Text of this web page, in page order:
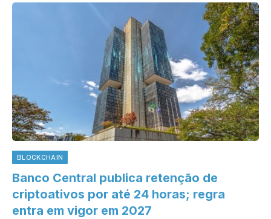
BLOCKCHAIN
Banco Central publica retenção de
criptoativos por até 24 horas; regra
entra em vigor em 2027